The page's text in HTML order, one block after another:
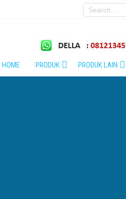
HOME PRODUK PRODUK LAIN